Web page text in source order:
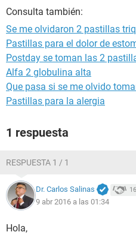
estoy asustada !
Consulta también:
Se me olvidaron 2 pastillas
Pastillas para el dolor de
Postday se toman las 2
Alfa 2 globulina alta
Que pasa si se me olvido
Pastillas para la alergia
1 respuesta
RESPUESTA 1 / 1
Dr. Carlos Salinas
9 abr 2016 a las 01:34
Hola,